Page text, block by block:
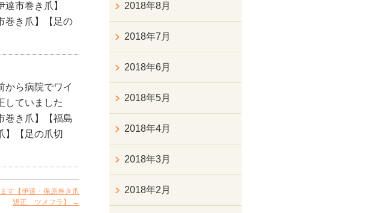
達市巻き爪】
巻き爪】【足の
から病院でワイ
していました
巻き爪】【福島
】【足の爪切
す【伊達・保原巻き爪
矯正 ツメフラ】
→
2018年8月
2018年7月
2018年6月
2018年5月
2018年4月
2018年3月
2018年2月